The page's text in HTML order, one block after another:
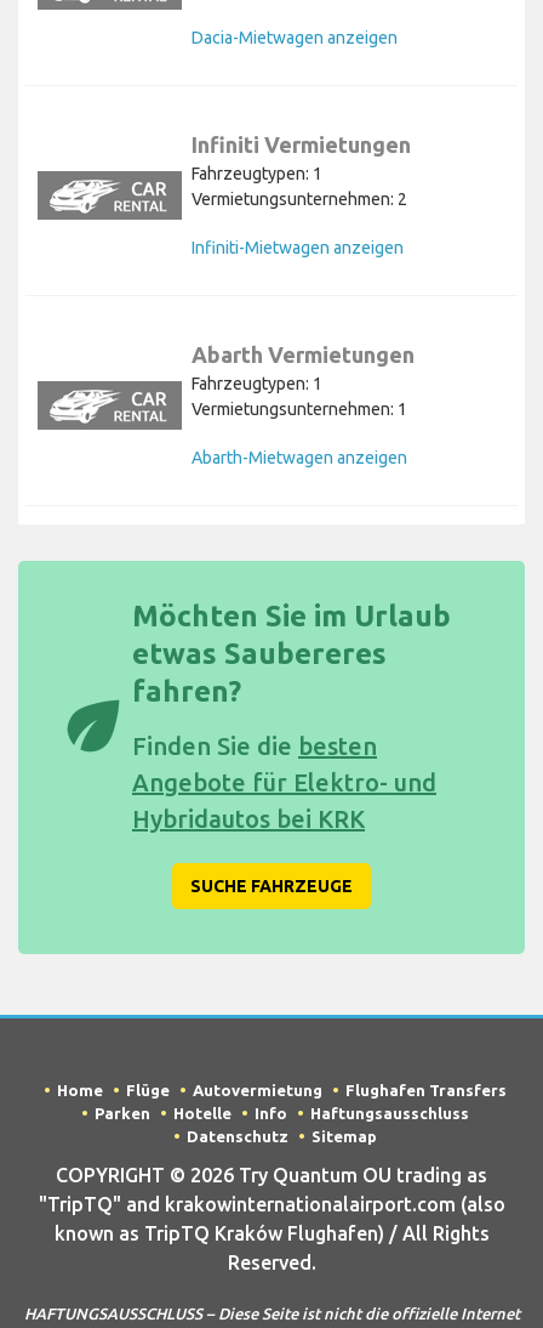
Dacia-Mietwagen anzeigen
Infiniti Vermietungen
Fahrzeugtypen: 1
Vermietungsunternehmen: 2
Infiniti-Mietwagen anzeigen
Abarth Vermietungen
Fahrzeugtypen: 1
Vermietungsunternehmen: 1
Abarth-Mietwagen anzeigen
eco
Möchten Sie im Urlaub
etwas Saubereres
fahren?
Finden Sie die besten
Angebote für Elektro- und
Hybridautos bei KRK
SUCHE FAHRZEUGE
Home Flüge Autovermietung
Flughafen Transfers
Parken
Hotelle Info
Haftungsausschluss
Datenschutz
Sitemap
COPYRIGHT © 2026 Try Quantum OU trading as
"TripTQ" and krakowinternationalairport.com (also
known as TripTQ Kraków Flughafen) / All Rights
Reserved.
HAFTUNGSAUSSCHLUSS – Diese Seite ist nicht die offizielle Internet